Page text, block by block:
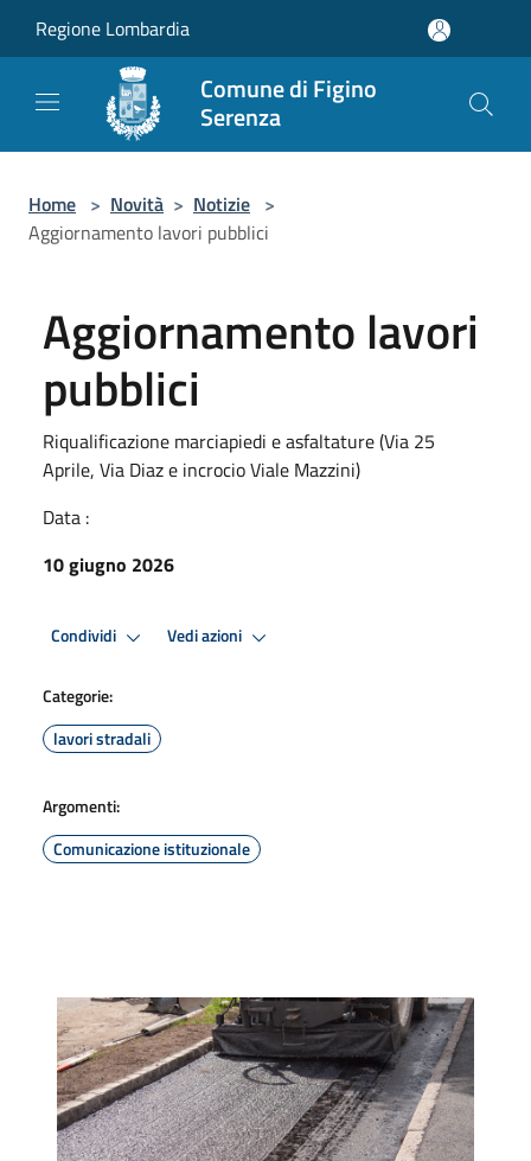
Regione Lombardia
Comune di Figino
Serenza
Home > Novità > Notizie >
Aggiornamento lavori pubblici
Aggiornamento lavori
pubblici
Riqualificazione marciapiedi e asfaltature (Via 25
Aprile, Via Diaz e incrocio Viale Mazzini)
Data :
10 giugno 2026
Condividi Vedi azioni
Categorie:
lavori stradali
Argomenti:
Comunicazione istituzionale